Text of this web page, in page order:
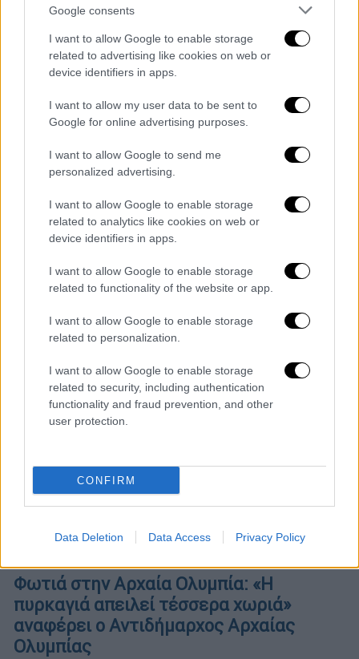
Google consents
I want to allow Google to enable storage
related to advertising like cookies on web or
device identifiers in apps.
I want to allow my user data to be sent to
Google for online advertising purposes.
I want to allow Google to send me
personalized advertising.
I want to allow Google to enable storage
related to analytics like cookies on web or
device identifiers in apps.
I want to allow Google to enable storage
related to functionality of the website or app.
I want to allow Google to enable storage
related to personalization.
I want to allow Google to enable storage
related to security, including authentication
functionality and fraud prevention, and other
user protection.
CONFIRM
Data Deletion Data Access Privacy Policy
Ελλάδα|08.08.2025 23:13
Αρχαία Ολυμπία: Συνελήφθη πολίτης
γιατί άρπαξε το όχημα της
πυροσβεστικής για να σβήσει τη φωτιά
Ένα πρωτόγνωρο περιστατικό
Ελλάδα|08.08.2025 21:57
Φωτιά στην Αρχαία Ολυμπία: «Η
πυρκαγιά απειλεί τέσσερα χωριά»
αναφέρει ο Αντιδήμαρχος Αρχαίας
Ολυμπίας